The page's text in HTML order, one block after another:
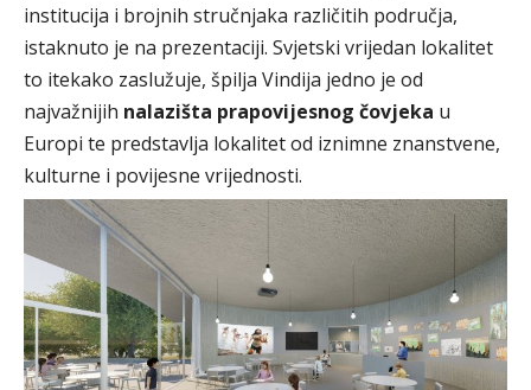
institucija i brojnih stručnjaka različitih područja,
istaknuto je na prezentaciji. Svjetski vrijedan lokalitet
to itekako zaslužuje, špilja Vindija jedno je od
najvažnijih nalazišta prapovijesnog čovjeka u
Europi te predstavlja lokalitet od iznimne znanstvene,
kulturne i povijesne vrijednosti.